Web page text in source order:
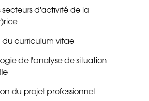
secteurs d'activité de la
du curriculum vitae
de l'analyse de situation
du projet professionnel